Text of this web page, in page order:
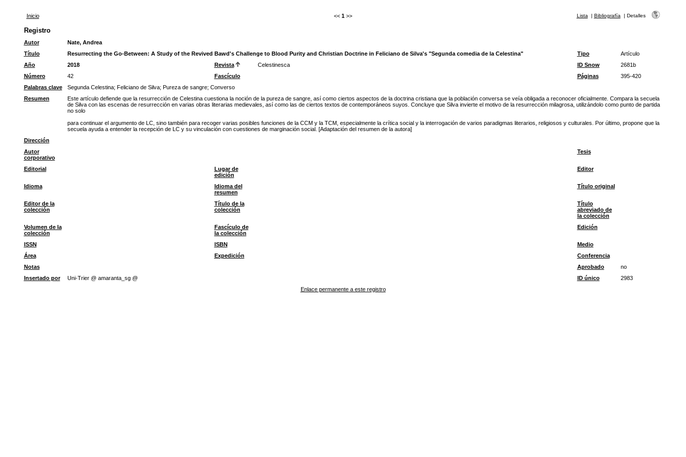
Inicio << 1 >> Lista | Bibliografía | Detalles
Registro
Autor
Nate, Andrea
Título
Resurrecting the Go-Between: A Study of the Revived Bawd's Challenge to Blood Purity and Christian Doctrine in Feliciano de Silva's "Segunda comedia de la Celestina" Tipo
Artículo
Año
2018 Revista Celestinesca ID Snow
2681b
Número
42 Fascículo Páginas
395-420
Palabras clave
Segunda Celestina; Feliciano de Silva; Pureza de sangre; Converso
Resumen
Este artículo defiende que la resurrección de Celestina cuestiona la noción de la pureza de sangre, así como ciertos aspectos de la doctrina cristiana que la población conversa se veía obligada a reconocer oficialmente. Compara la secuela
de Silva con las escenas de resurrección en varias obras literarias medievales, así como las de ciertos textos de contemporáneos suyos. Concluye que Silva invierte el motivo de la resurrección milagrosa, utilizándolo como punto de partida
no solo
para continuar el argumento de LC, sino también para recoger varias posibles funciones de la CCM y la TCM, especialmente la crítica social y la interrogación de varios paradigmas literarios, religiosos y culturales. Por último, propone que la
secuela ayuda a entender la recepción de LC y su vinculación con cuestiones de marginación social. [Adaptación del resumen de la autora]
Dirección
Autor
corporativo
Tesis
Editorial
Lugar de
edición
Editor
Idioma
Idioma del
resumen
Título original
Editor de la
colección
Título de la
colección
Título
abreviado de
la colección
Volumen de la
colección
Fascículo de
la colección
Edición
ISSN ISBN
Medio
Área
Expedición
Conferencia
Notas
Aprobado
no
Insertado por
Uni-Trier @ amaranta_sg @ ID único
2983
Enlace permanente a este registro